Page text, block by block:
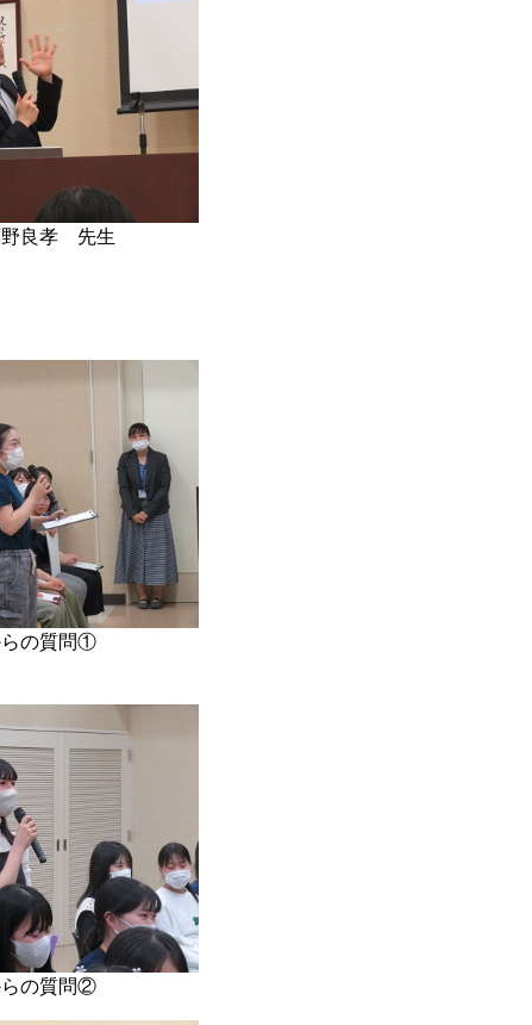
野良孝 先生
らの質問①
らの質問②